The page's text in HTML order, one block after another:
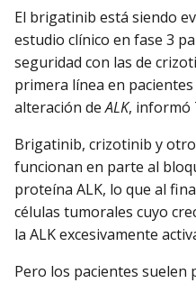
El brigatinib está siendo
estudio clínico en fase 3
seguridad con las de
primera línea en
alteración deALK, informó
Brigatinib, crizotinib y
funcionan en parte al
proteína ALK, lo que al
células tumorales cuyo
la ALK excesivamente
Pero los pacientes suelen